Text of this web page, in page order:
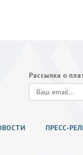
Рассылка о
ПРЕСС-